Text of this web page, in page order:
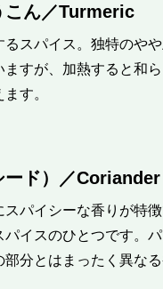
こん／Turmeric
スパイス。独特のや
ますが、加熱すると和
す。
ード）／
パイシーな香りが特
パイスのひとつです。
分とはまったく異な